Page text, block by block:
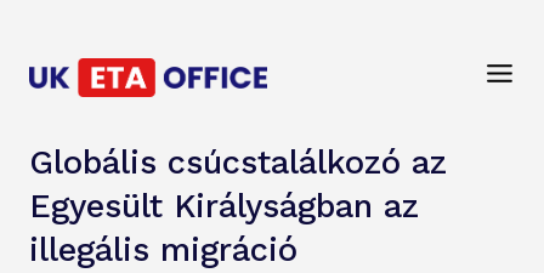
Globális csúcstalálkozó az
Egyesült Királyságban az
illegális migráció